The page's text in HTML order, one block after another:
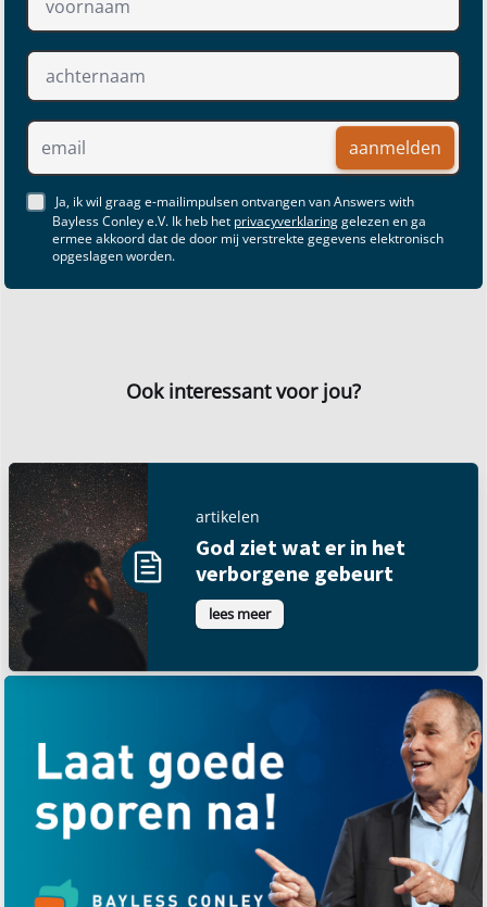
aanmelden
Ja, ik wil graag e-mailimpulsen ontvangen van Answers with
Bayless Conley e.V. Ik heb het privacyverklaringgelezen en ga
ermee akkoord dat de door mij verstrekte gegevens elektronisch
opgeslagen worden.
Ook interessant voor jou?
artikelen
God ziet wat er in het
verborgene gebeurt
lees meer